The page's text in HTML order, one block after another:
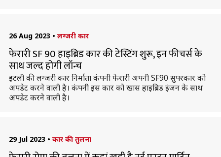
26 Aug 2023 • लग्जरी कार
फेरारी SF 90 हाइब्रिड कार की टेस्टिंग शुरू, इन फीचर्स के
साथ जल्द होगी लॉन्च
इटली की लग्जरी कार निर्माता कंपनी फेरारी अपनी SF90 सुपरकार को
अपडेट करने वाली है। कंपनी इस कार को खास हाइब्रिड इंजन के साथ
अपडेट करने वाली है।
29 Jul 2023 • कार की तुलना